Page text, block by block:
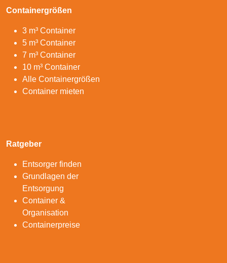
Containergrößen
3 m³ Container
5 m³ Container
7 m³ Container
10 m³ Container
Alle Containergrößen
Container mieten
Ratgeber
Entsorger finden
Grundlagen der
Entsorgung
Container &
Organisation
Containerpreise